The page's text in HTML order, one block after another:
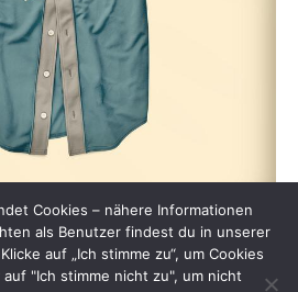
Cookies – nähere Informationen
als Benutzer findest du in unserer
auf „Ich stimme zu“, um Cookies
"Ich stimme nicht zu", um nicht